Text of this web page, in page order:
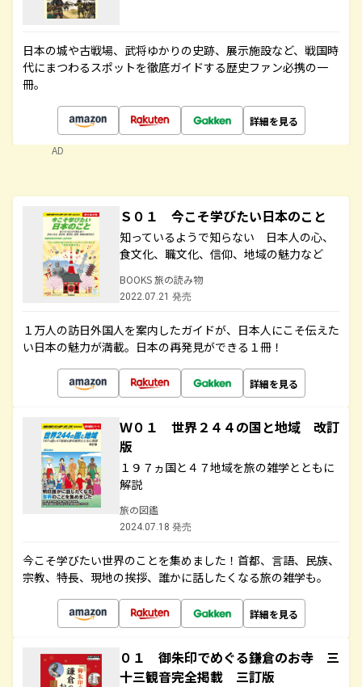
日本の城や古戦場、武将ゆかりの史跡、展示施設など、戦国時
代にまつわるスポットを徹底ガイドする歴史ファン必携の一
冊。
詳細を見る
AD
Ｓ０１ 今こそ学びたい日本のこと
知っているようで知らない 日本人の心、
食文化、職文化、信仰、地域の魅力など
BOOKS 旅の読み物
2022.07.21 発売
１万人の訪日外国人を案内したガイドが、日本人にこそ伝えた
い日本の魅力が満載。日本の再発見ができる１冊！
詳細を見る
Ｗ０１ 世界２４４の国と地域 改訂
版
１９７ヵ国と４７地域を旅の雑学とともに
解説
旅の図鑑
2024.07.18 発売
今こそ学びたい世界のことを集めました！首都、言語、民族、
宗教、特長、現地の挨拶、誰かに話したくなる旅の雑学も。
詳細を見る
０１ 御朱印でめぐる鎌倉のお寺 三
十三観音完全掲載 三訂版